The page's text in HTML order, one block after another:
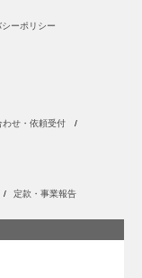
シーポリシー
わせ・依頼受付
定款・事業報告